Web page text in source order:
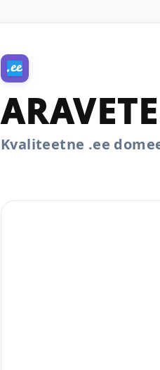
Kvaliteetne .ee